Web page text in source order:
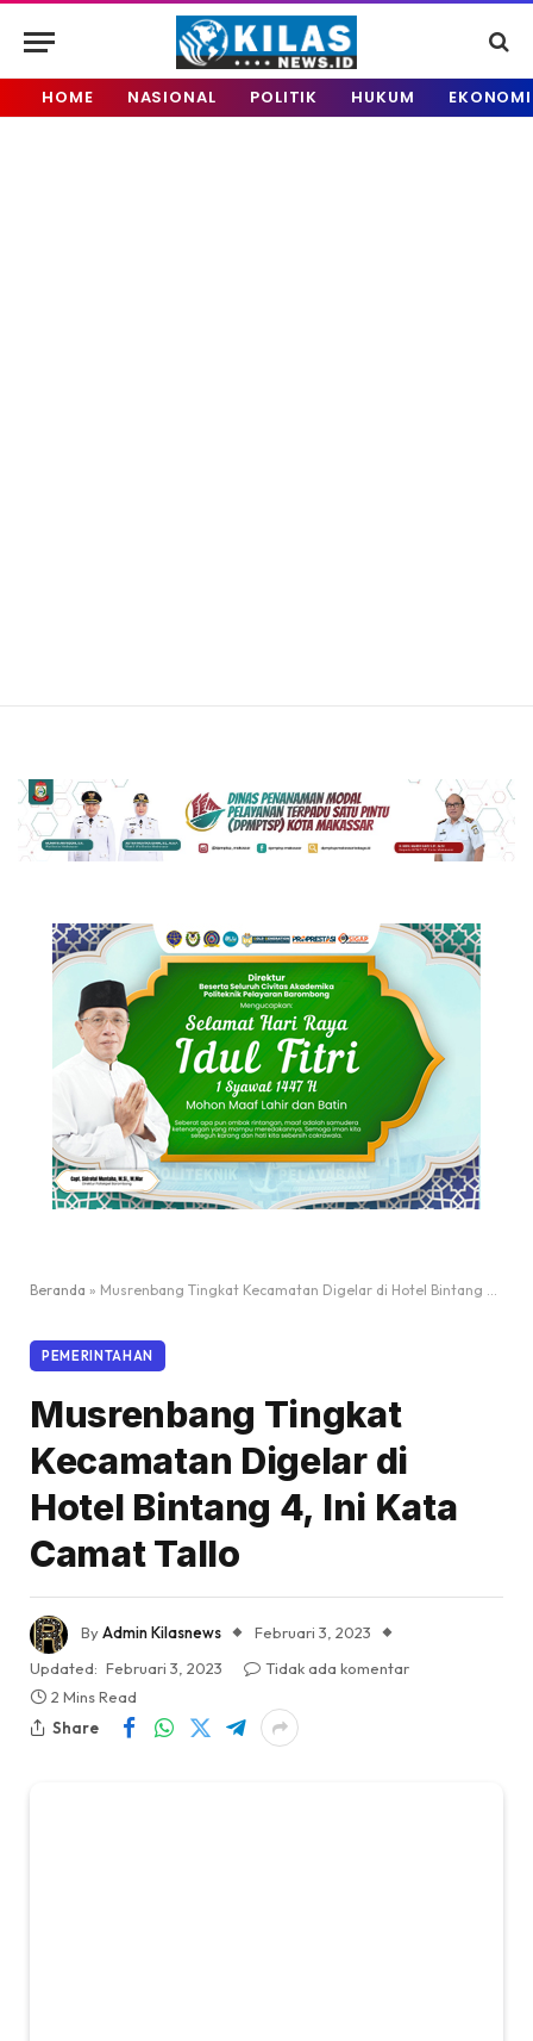
HOME NASIONAL POLITIK HUKUM EKONOMI
Beranda » Musrenbang Tingkat Kecamatan Digelar di Hotel Bintang 4, Ini Kata Camat Tallo
PEMERINTAHAN
Musrenbang Tingkat
Kecamatan Digelar di
Hotel Bintang 4, Ini Kata
Camat Tallo
ByAdmin Kilasnews
Februari 3, 2023
Updated: Februari 3, 2023
Tidak ada komentar
2 Mins Read
Share